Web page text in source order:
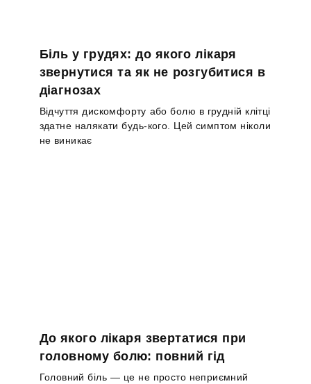
Біль у грудях: до якого лікаря
звернутися та як не розгубитися в
діагнозах
Відчуття дискомфорту або болю в грудній клітці
здатне налякати будь-кого. Цей симптом ніколи
не виникає
До якого лікаря звертатися при
головному болю: повний гід
Головний біль — це не просто неприємний